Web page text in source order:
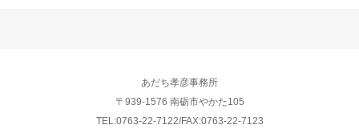
あだち孝彦事務所
〒939-1576 南砺市やかた105
TEL:0763-22-7122/FAX:0763-22-7123